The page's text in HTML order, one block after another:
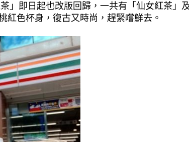
」即日起也改版回歸，一共有「仙女紅茶」
紅色杯身，復古又時尚，趕緊嚐鮮去。